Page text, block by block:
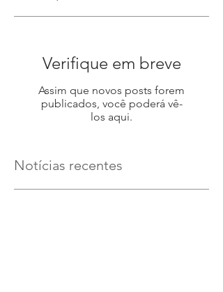
Verifique em breve
Assim que novos posts forem
publicados, você poderá vê-
los aqui.
Notícias recentes